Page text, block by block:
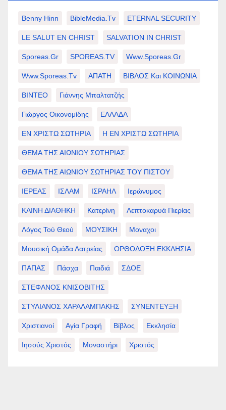
Benny Hinn BibleMedia.tv ETERNAL SECURITY
LE SALUT EN CHRIST SALVATION IN CHRIST
Sporeas.gr SPOREAS.TV Www.sporeas.gr
Www.sporeas.tv ΑΠΑΤΗ ΒΙΒΛΟΣ Και ΚΟΙΝΩΝΙΑ
ΒΙΝΤΕΟ Γιάννης Μπαλτατζής
Γιώργος Οικονομίδης ΕΛΛΑΔΑ
ΕΝ ΧΡΙΣΤΩ ΣΩΤΗΡΙΑ Η ΕΝ ΧΡΙΣΤΩ ΣΩΤΗΡΙΑ
ΘΕΜΑ ΤΗΣ ΑΙΩΝΙΟΥ ΣΩΤΗΡΙΑΣ
ΘΕΜΑ ΤΗΣ ΑΙΩΝΙΟΥ ΣΩΤΗΡΙΑΣ ΤΟΥ ΠΙΣΤΟΥ
ΙΕΡΕΑΣ ΙΣΛΑΜ ΙΣΡΑΗΛ Ιερώνυμος
ΚΑΙΝΗ ΔΙΑΘΗΚΗ Κατερίνη Λεπτοκαρυά Πιερίας
Λόγος Τού Θεού ΜΟΥΣΙΚΗ Μοναχοι
Μουσική Ομάδα Λατρείας ΟΡΘΟΔΟΞΗ ΕΚΚΛΗΣΙΑ
ΠΑΠΑΣ Πάσχα Παιδιά ΣΔΟΕ
ΣΤΕΦΑΝΟΣ ΚΝΙΣΟΒΙΤΗΣ
ΣΤΥΛΙΑΝΟΣ ΧΑΡΑΛΑΜΠΑΚΗΣ ΣΥΝΕΝΤΕΥΞΗ
Χριστιανοί Αγία Γραφή Βίβλος Εκκλησία
Ιησούς Χριστός Μοναστήρι Χριστός